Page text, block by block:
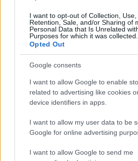
I want to opt-out of Collection, Use,
Retention, Sale, and/or Sharing of
Personal Data that Is Unrelated
Purposes for which it was collected.
Opted Out
Google consents
I want to allow Google to enable
related to advertising like cookies
device identifiers in apps.
I want to allow my user data to be
Google for online advertising
I want to allow Google to send me
Lucio Pedercini csapatfőnök
Gutierrez leigazolását a
követően:„Nagyon örülünk Oscar
fejlődésének, és annak, hogy
és Spanyolországban. Rengeteg
izgatottan várjuk, hogy mit érhetünk
Gutierrez is izgatottan várja, hogy
debütálhasson a WorldSBK
alkalmazkodtam a